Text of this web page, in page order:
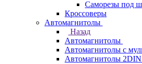
Саморезы под
Кроссоверы
Автомагнитолы
Назад
Автомагнитолы
Автомагнитолы с
Автомагнитолы 2DIN